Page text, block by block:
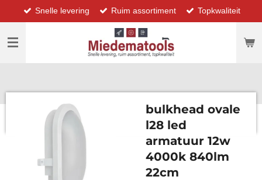
direct
naar
hoofdinhoud
Snelle levering Ruim assortiment Topkwaliteit
bulkhead ovale
l28 led
armatuur 12w
4000k 840lm
22cm